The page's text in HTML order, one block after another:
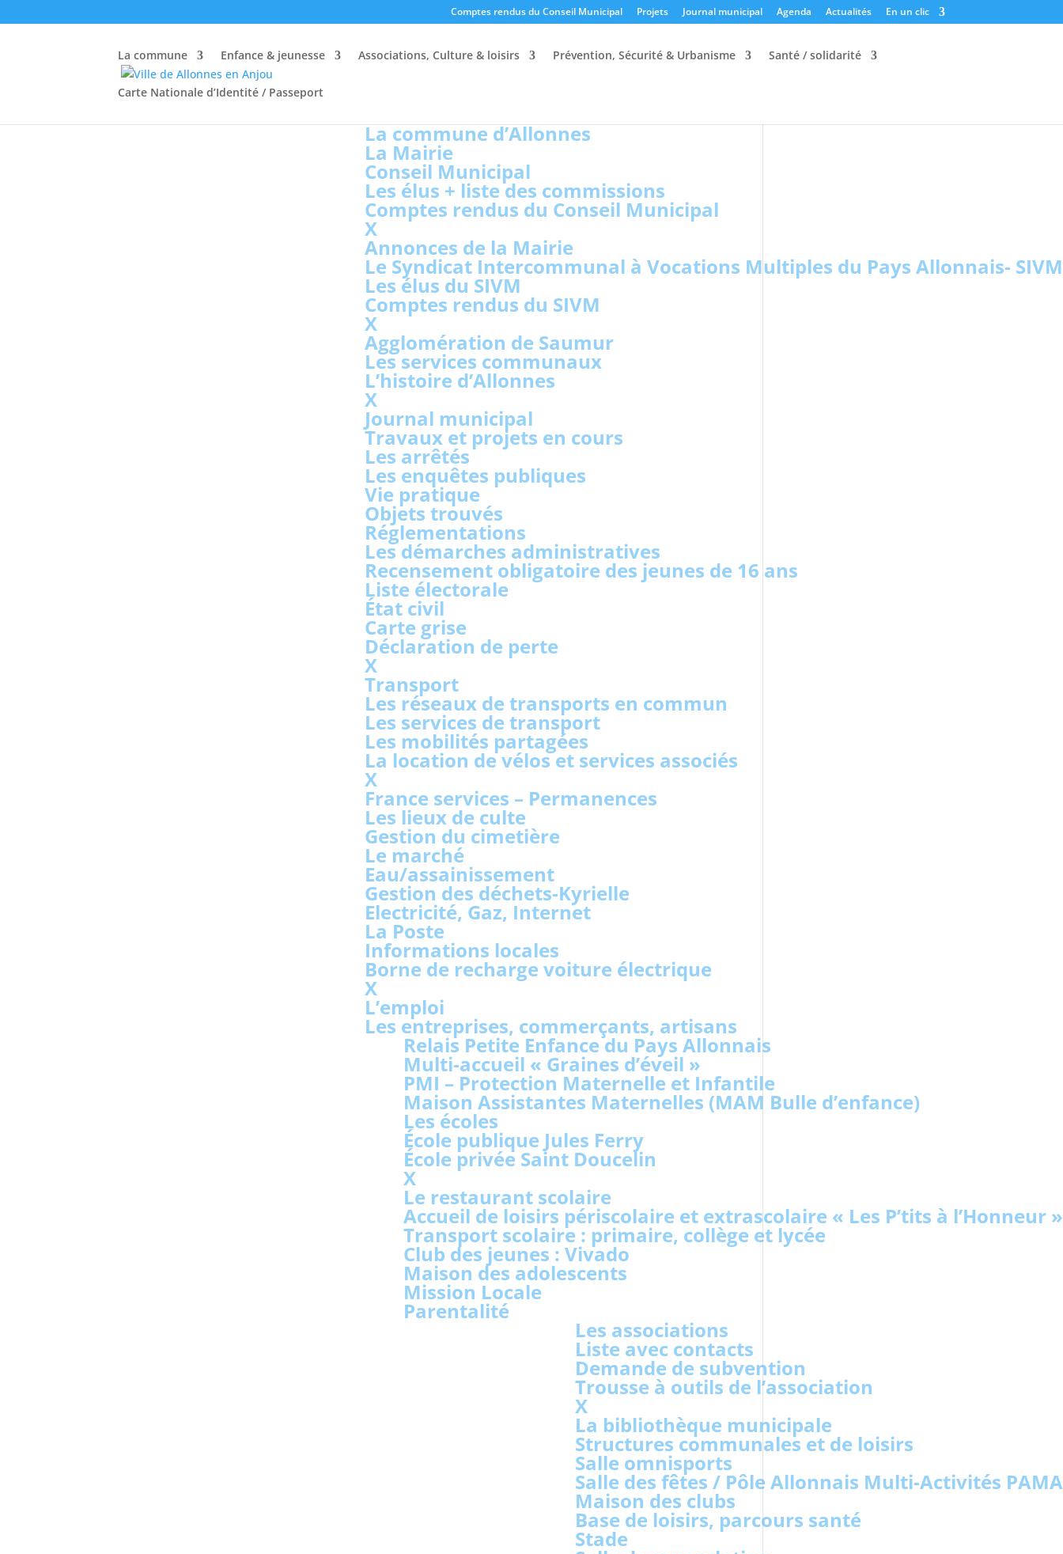
Comptes rendus du Conseil Municipal Projets Journal municipal Agenda Actualités En un clic
La commune Enfance & jeunesse Associations, Culture & loisirs Prévention, Sécurité & Urbanisme Santé / solidarité
Carte Nationale d’Identité / Passeport
La commune d’Allonnes
La Mairie
Conseil Municipal
Les élus + liste des commissions
Comptes rendus du Conseil Municipal
X
Annonces de la Mairie
Le Syndicat Intercommunal à Vocations Multiples du Pays Allonnais- SIVM
Les élus du SIVM
Comptes rendus du SIVM
X
Agglomération de Saumur
Les services communaux
L’histoire d’Allonnes
X
Journal municipal
Travaux et projets en cours
Les arrêtés
Les enquêtes publiques
Vie pratique
Objets trouvés
Réglementations
Les démarches administratives
Recensement obligatoire des jeunes de 16 ans
Liste électorale
État civil
Carte grise
Déclaration de perte
X
Transport
Les réseaux de transports en commun
Les services de transport
Les mobilités partagées
La location de vélos et services associés
X
France services – Permanences
Les lieux de culte
Gestion du cimetière
Le marché
Eau/assainissement
Gestion des déchets-Kyrielle
Electricité, Gaz, Internet
La Poste
Informations locales
Borne de recharge voiture électrique
X
L’emploi
Les entreprises, commerçants, artisans
Relais Petite Enfance du Pays Allonnais
Multi-accueil « Graines d’éveil »
PMI – Protection Maternelle et Infantile
Maison Assistantes Maternelles (MAM Bulle d’enfance)
Les écoles
École publique Jules Ferry
École privée Saint Doucelin
X
Le restaurant scolaire
Accueil de loisirs périscolaire et extrascolaire « Les P’tits à l’Honneur »
Transport scolaire : primaire, collège et lycée
Club des jeunes : Vivado
Maison des adolescents
Mission Locale
Parentalité
Les associations
Liste avec contacts
Demande de subvention
Trousse à outils de l’association
X
La bibliothèque municipale
Structures communales et de loisirs
Salle omnisports
Salle des fêtes / Pôle Allonnais Multi-Activités PAMA
Maison des clubs
Base de loisirs, parcours santé
Stade